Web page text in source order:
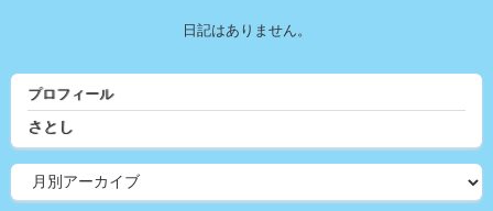
日記はありません。
プロフィール
さとし